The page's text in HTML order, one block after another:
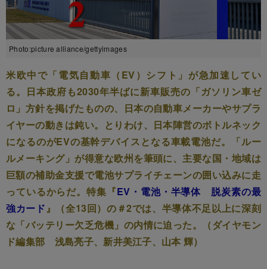
Photo:picture alliance/gettyimages
米欧中で「電気自動車（EV）シフト」が急加速してい
る。日本政府も2030年半ばに新車販売の「ガソリン車ゼ
ロ」方針を掲げたものの、日本の自動車メーカーやサプラ
イヤーの動きは鈍い。とりわけ、日本陣営のボトルネック
になるのがEVの基幹デバイスとなる車載電池だ。「ルー
ルメーキング」が得意な欧州を筆頭に、主要な国・地域は
巨額の補助金支援で電池サプライチェーンの囲い込みに走
っているからだ。特集『EV・電池・半導体 脱炭素の最
強カード』（全13回）の＃2では、半導体不足以上に深刻
な「バッテリー欠乏危機」の内情に迫った。（ダイヤモン
ド編集部 浅島亮子、新井美江子、山本 輝）